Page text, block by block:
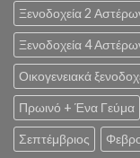
Ξενοδοχεία 2
Ξενοδοχεία 4
Οικογενειακά
Πρωινό + Ένα Γεύμα
Σεπτέμβριος